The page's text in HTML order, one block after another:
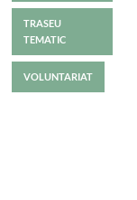
TRASEU
TEMATIC
VOLUNTARIAT